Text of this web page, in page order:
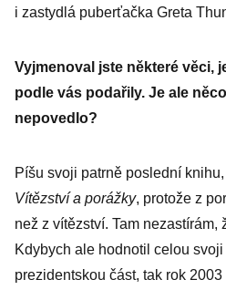
i zastydlá puberťačka Greta
Vyjmenoval jste některé věci,
podle vás podařily. Je ale
nepovedlo?
Píšu svoji patrně poslední
Vítězství a porážky, protože z
než z vítězství. Tam nezastírám,
Kdybych ale hodnotil celou
prezidentskou část, tak rok